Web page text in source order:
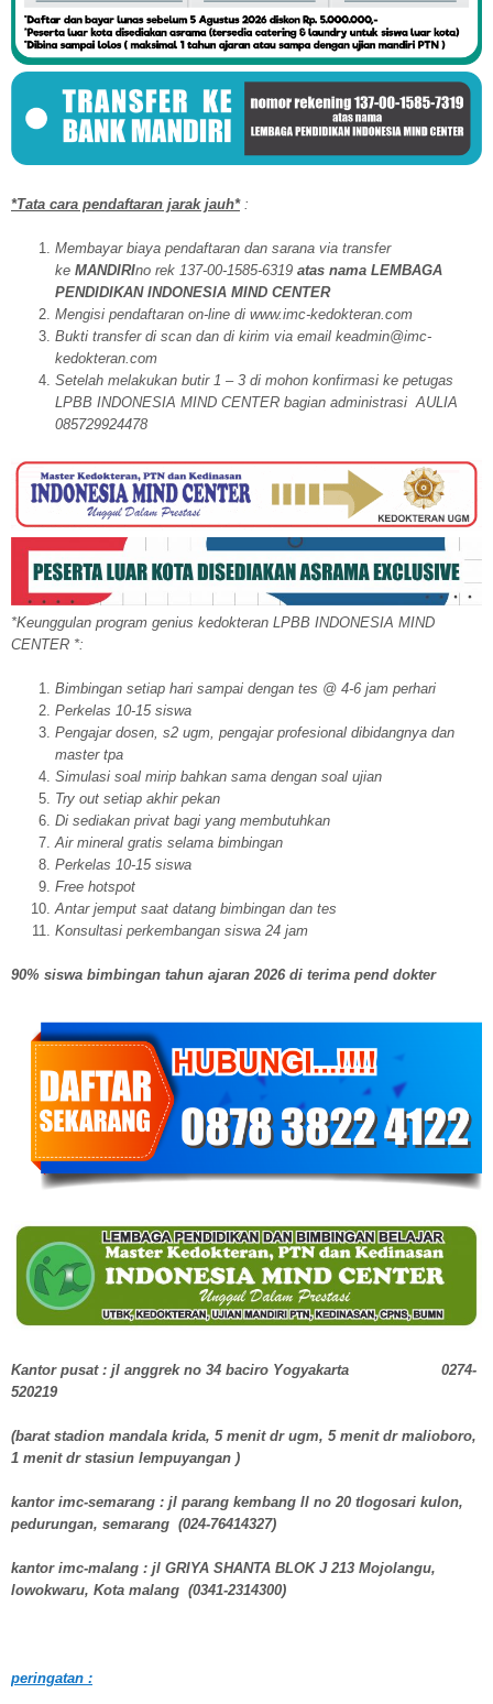
*Tata cara pendaftaran jarak jauh*:
Membayar biaya pendaftaran dan sarana via transfer
ke MANDIRIno rek 137-00-1585-6319 atas nama LEMBAGA
PENDIDIKAN INDONESIA MIND CENTER
Mengisi pendaftaran on-line di www.imc-kedokteran.com
Bukti transfer di scan dan di kirim via email keadmin@imc-
kedokteran.com
Setelah melakukan butir 1 – 3 di mohon konfirmasi ke petugas
LPBB INDONESIA MIND CENTER bagian administrasi AULIA
085729924478
*Keunggulan program genius kedokteran LPBB INDONESIA MIND
CENTER *:
Bimbingan setiap hari sampai dengan tes @ 4-6 jam perhari
Perkelas 10-15 siswa
Pengajar dosen, s2 ugm, pengajar profesional dibidangnya dan
master tpa
Simulasi soal mirip bahkan sama dengan soal ujian
Try out setiap akhir pekan
Di sediakan privat bagi yang membutuhkan
Air mineral gratis selama bimbingan
Perkelas 10-15 siswa
Free hotspot
Antar jemput saat datang bimbingan dan tes
Konsultasi perkembangan siswa 24 jam
90% siswa bimbingan tahun ajaran 2026 di terima pend dokter
Kantor pusat : jl anggrek no 34 baciro Yogyakarta 0274-
520219
(barat stadion mandala krida, 5 menit dr ugm, 5 menit dr malioboro,
1 menit dr stasiun lempuyangan )
kantor imc-semarang : jl parang kembang ll no 20 tlogosari kulon,
pedurungan, semarang (024-76414327)
kantor imc-malang : jl GRIYA SHANTA BLOK J 213 Mojolangu,
lowokwaru, Kota malang (0341-2314300)
peringatan :